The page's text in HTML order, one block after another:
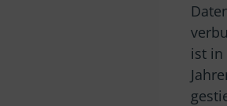
ist in